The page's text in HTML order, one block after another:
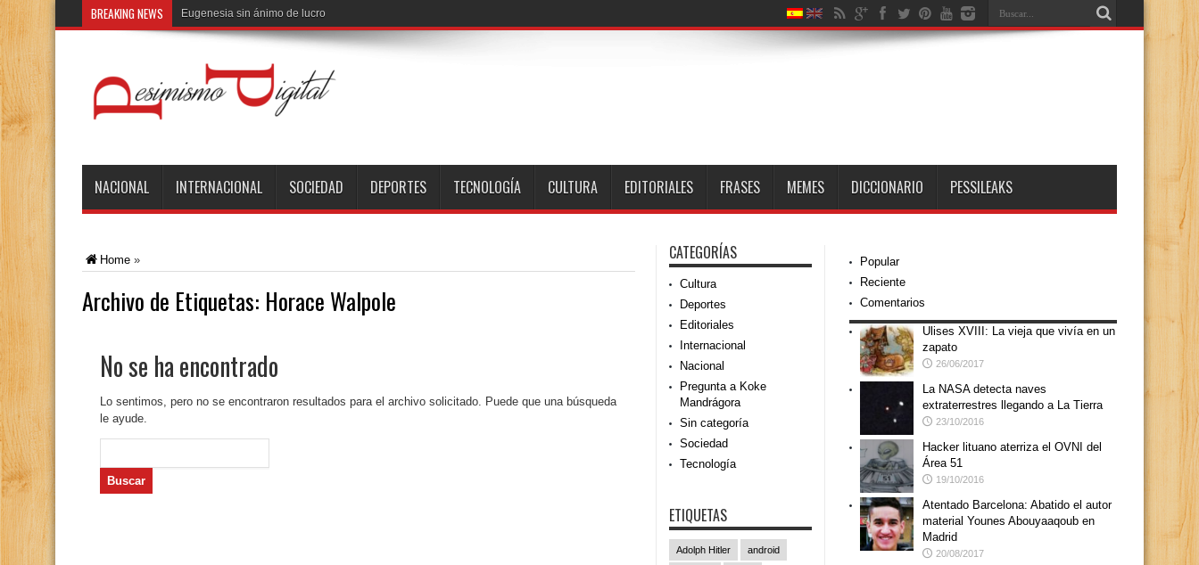
BREAKING NEWS El
NACIONAL INTERNACIONAL SOCIEDAD DEPORTES TECNOLOGÍA CULTURA EDITORIALES FRASES MEMES DICCIONARIO PESSILEAKS
Home »
Archivo de Etiquetas: Horace Walpole
No se ha encontrado
Lo sentimos, pero no se encontraron resultados para el archivo solicitado. Puede que una búsqueda
le ayude.
CATEGORÍAS
Cultura
Deportes
Editoriales
Internacional
Nacional
Pregunta a Koke
Mandrágora
Sin categoría
Sociedad
Tecnología
ETIQUETAS
Adolph Hitler android
Popular
Reciente
Comentarios
Ulises XVIII: La vieja que vivía en un
zapato
26/06/2017
La NASA detecta naves
extraterrestres llegando a La Tierra
23/10/2016
Hacker lituano aterriza el OVNI del
Área 51
19/10/2016
Atentado Barcelona: Abatido el autor
material Younes Abouyaaqoub en
Madrid
20/08/2017